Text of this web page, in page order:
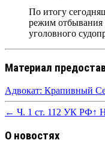
По итогу
режим отбывания
уголовного
Материал
Адвокат: Крапивный
← Ч. 1 ст. 112 УК РФ↑
О новостях